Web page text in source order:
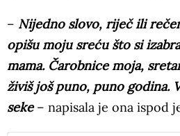
– Nijedno slovo, riječ ili
opišu moju sreću što si
mama. Čarobnice moja,
živiš još puno, puno godina.
seke– napisala je ona ispod